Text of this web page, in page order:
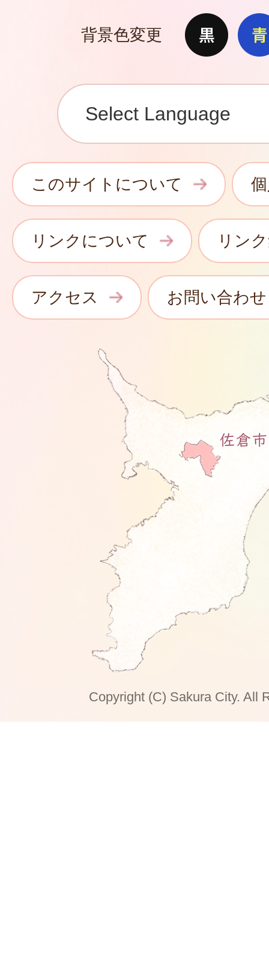
背景色変更
このサイトについて
リンクについて リン
アクセス お問い合わせ
Copyright (C) Sakura City. All